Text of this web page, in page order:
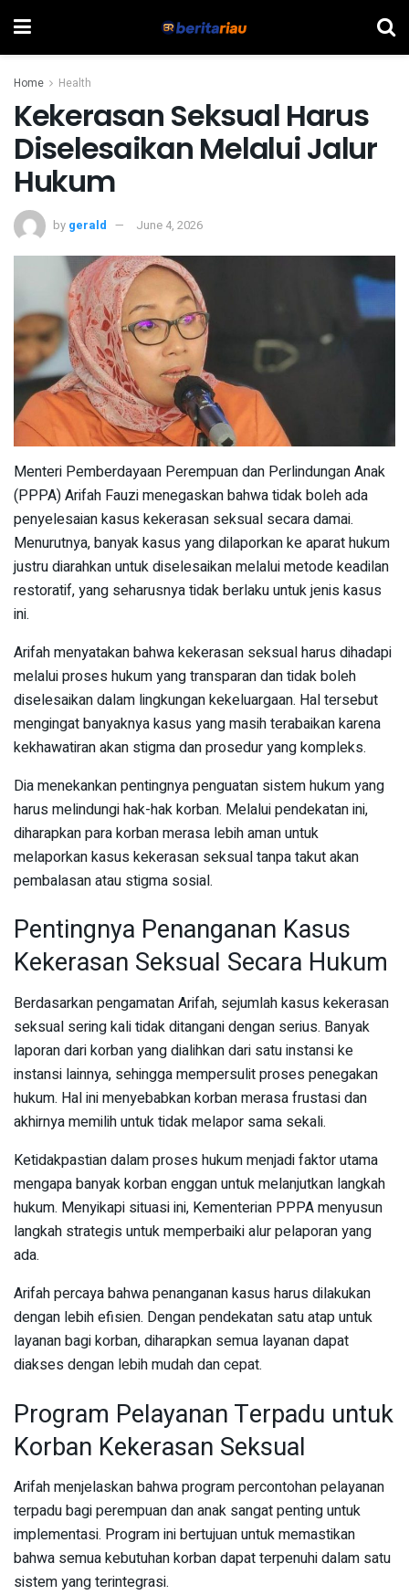
Home Health
Kekerasan Seksual Harus
Diselesaikan Melalui Jalur
Hukum
by gerald June 4, 2026
Menteri Pemberdayaan Perempuan dan Perlindungan Anak
(PPPA) Arifah Fauzi menegaskan bahwa tidak boleh ada
penyelesaian kasus kekerasan seksual secara damai.
Menurutnya, banyak kasus yang dilaporkan ke aparat hukum
justru diarahkan untuk diselesaikan melalui metode keadilan
restoratif, yang seharusnya tidak berlaku untuk jenis kasus
ini.
Arifah menyatakan bahwa kekerasan seksual harus dihadapi
melalui proses hukum yang transparan dan tidak boleh
diselesaikan dalam lingkungan kekeluargaan. Hal tersebut
mengingat banyaknya kasus yang masih terabaikan karena
kekhawatiran akan stigma dan prosedur yang kompleks.
Dia menekankan pentingnya penguatan sistem hukum yang
harus melindungi hak-hak korban. Melalui pendekatan ini,
diharapkan para korban merasa lebih aman untuk
melaporkan kasus kekerasan seksual tanpa takut akan
pembalasan atau stigma sosial.
Pentingnya Penanganan Kasus
Kekerasan Seksual Secara Hukum
Berdasarkan pengamatan Arifah, sejumlah kasus kekerasan
seksual sering kali tidak ditangani dengan serius. Banyak
laporan dari korban yang dialihkan dari satu instansi ke
instansi lainnya, sehingga mempersulit proses penegakan
hukum. Hal ini menyebabkan korban merasa frustasi dan
akhirnya memilih untuk tidak melapor sama sekali.
Ketidakpastian dalam proses hukum menjadi faktor utama
mengapa banyak korban enggan untuk melanjutkan langkah
hukum. Menyikapi situasi ini, Kementerian PPPA menyusun
langkah strategis untuk memperbaiki alur pelaporan yang
ada.
Arifah percaya bahwa penanganan kasus harus dilakukan
dengan lebih efisien. Dengan pendekatan satu atap untuk
layanan bagi korban, diharapkan semua layanan dapat
diakses dengan lebih mudah dan cepat.
Program Pelayanan Terpadu untuk
Korban Kekerasan Seksual
Arifah menjelaskan bahwa program percontohan pelayanan
terpadu bagi perempuan dan anak sangat penting untuk
implementasi. Program ini bertujuan untuk memastikan
bahwa semua kebutuhan korban dapat terpenuhi dalam satu
sistem yang terintegrasi.